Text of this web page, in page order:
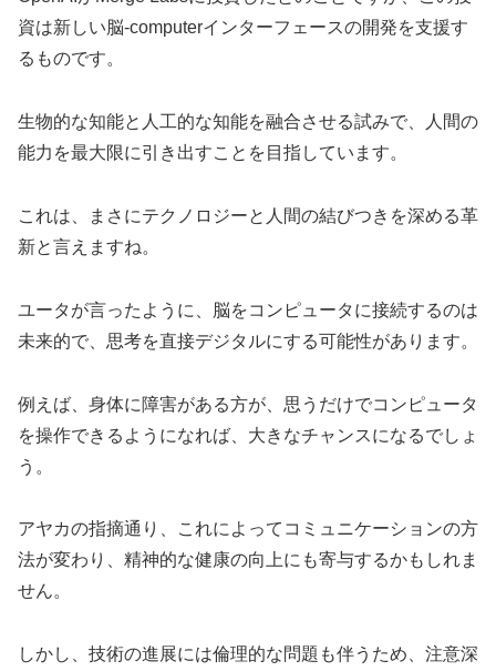
資は新しい脳-computerインターフェースの開発を支援す
るものです。
生物的な知能と人工的な知能を融合させる試みで、人間の
能力を最大限に引き出すことを目指しています。
これは、まさにテクノロジーと人間の結びつきを深める革
新と言えますね。
ユータが言ったように、脳をコンピュータに接続するのは
未来的で、思考を直接デジタルにする可能性があります。
例えば、身体に障害がある方が、思うだけでコンピュータ
を操作できるようになれば、大きなチャンスになるでしょ
う。
アヤカの指摘通り、これによってコミュニケーションの方
法が変わり、精神的な健康の向上にも寄与するかもしれま
せん。
しかし、技術の進展には倫理的な問題も伴うため、注意深